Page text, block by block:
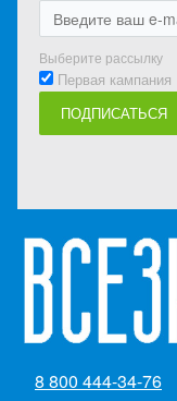
Выберите рассылку
Первая кампания
ПОДПИСАТЬСЯ
8 800 444-34-76